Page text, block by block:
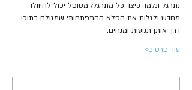
נתרגל ונלמד כיצד כל מתרגל/ מטופל יכול להיוולד
מחדש ולגלות את הפלא ההתפתחותי שמגולם בתוכו
דרך אותן תנועות ומנחים.
עוד פרטים>